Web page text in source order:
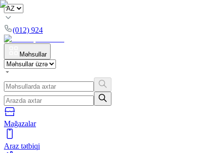
(012) 924
Məhsullar
Mağazalar
Araz tətbiqi